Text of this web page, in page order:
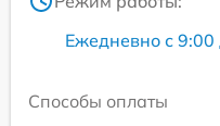
Ежедневно с 9:00
Способы оплаты